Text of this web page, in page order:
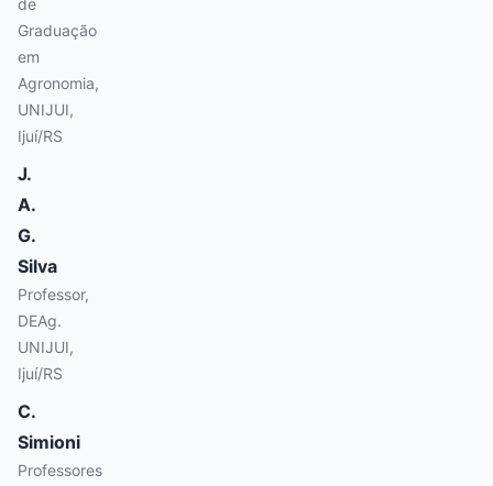
de
Graduação
em
Agronomia,
UNIJUI,
Ijuí/RS
J.
A.
G.
Silva
Professor,
DEAg.
UNIJUI,
Ijuí/RS
C.
Simioni
Professores